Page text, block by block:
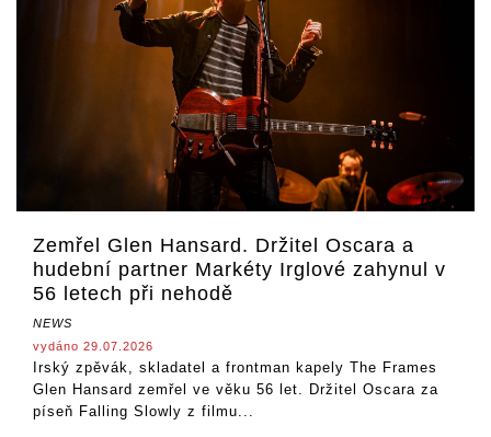
Zemřel Glen Hansard. Držitel Oscara a
hudební partner Markéty Irglové zahynul v
56 letech při nehodě
NEWS
vydáno 29.07.2026
Irský zpěvák, skladatel a frontman kapely The Frames
Glen Hansard zemřel ve věku 56 let. Držitel Oscara za
píseň Falling Slowly z filmu...